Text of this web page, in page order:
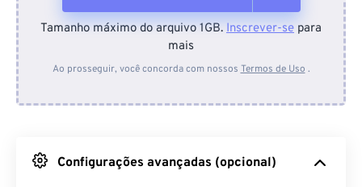
Do dispositivo
Do Google Drive
Tamanho máximo do arquivo 1GB. Inscrever-se para
mais
Ao prosseguir, você concorda com nossos Termos de Uso .
Configurações avançadas (opcional)